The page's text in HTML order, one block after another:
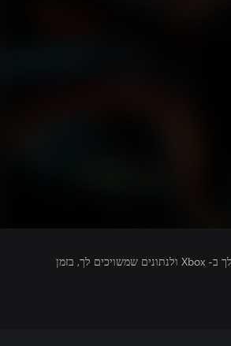
מפרסמים של משחקים שאתה מפעיל מקבלים גישה לפרטי הפרופיל שלך ב- Xbox ולנתונים שמשויכים לך, בזמן